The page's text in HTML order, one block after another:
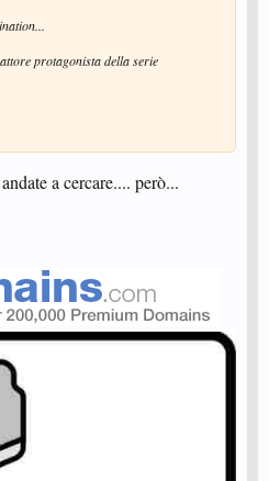
protagonista della serie
a cercare.... però...